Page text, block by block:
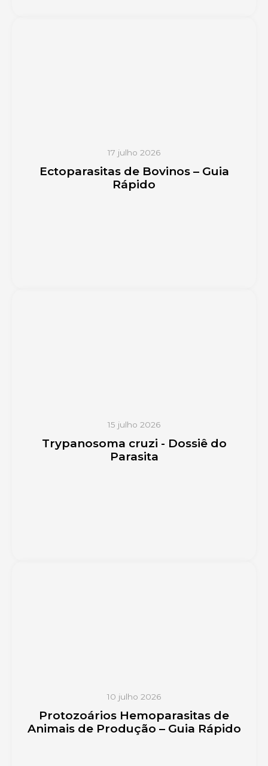
17 julho 2026
Ectoparasitas de Bovinos – Guia
Rápido
15 julho 2026
Trypanosoma cruzi - Dossiê do
Parasita
10 julho 2026
Protozoários Hemoparasitas de
Animais de Produção – Guia Rápido